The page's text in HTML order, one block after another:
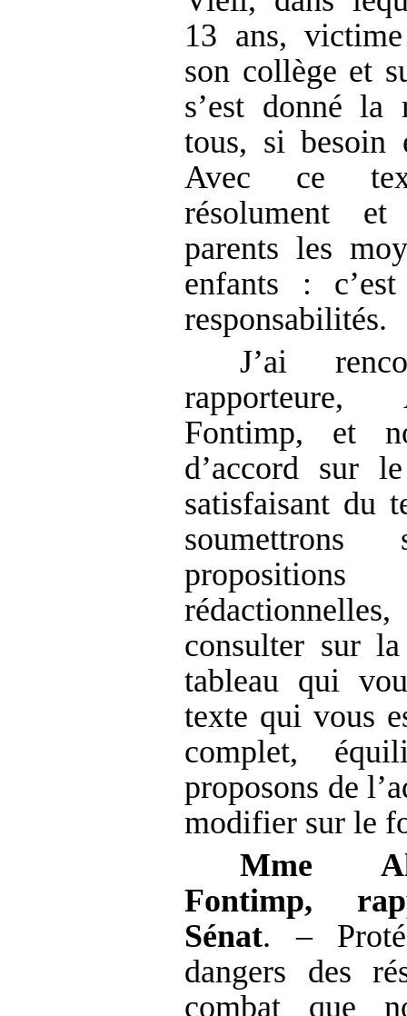
13 ans,
son collège et
s’est donné la
tous, si besoin
Avec ce
résolument
parents les
enfants :
responsabilités.
J’ai
rapporteure,
Fontimp, et
d’accord sur
satisfaisant du
soumettrons
consulter sur
tableau qui
texte qui vous
complet,
proposons de
modifier sur le
Mme
Fontimp,
Sénat. –
dangers des
combat que